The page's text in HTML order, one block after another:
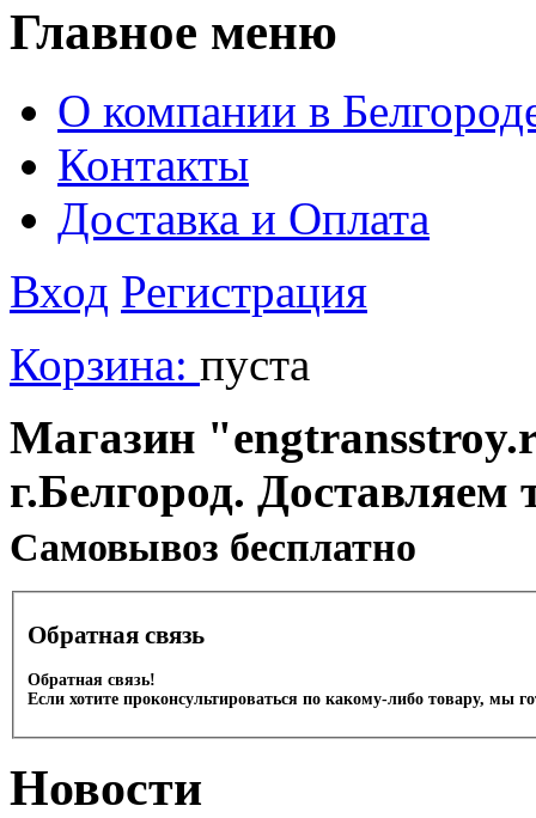
Главное меню
О компании в
Контакты
Доставка и Оплата
Вход Регистрация
Корзина: пуста
Магазин
г.Белгород.
Cамовывоз бесплатно
Обратная связь
Обратная связь!
Если хотите проконсультироваться по какому-либо товару, мы
Новости